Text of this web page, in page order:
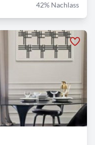
42% Nachlass